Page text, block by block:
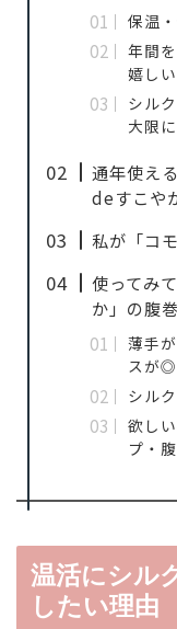
保温
年間
嬉し
シル
大限に
通年使え
deすこや
私が「コ
使ってみ
か」の腹
薄手
スが◎
シル
欲し
プ・
温活にシル
したい理由